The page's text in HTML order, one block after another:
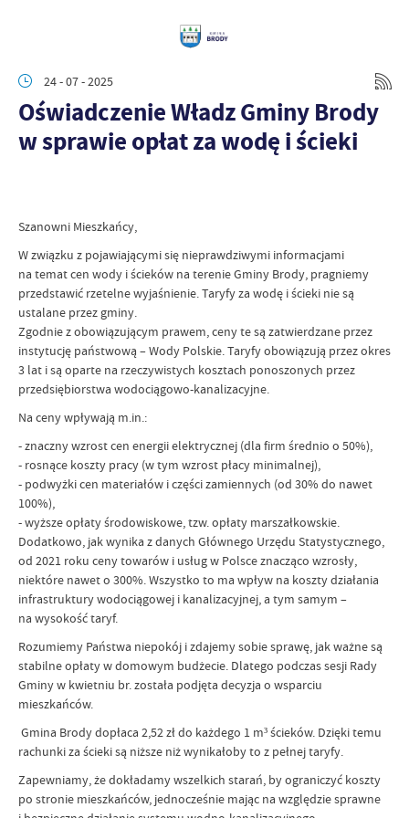
24 - 07 - 2025
Oświadczenie Władz Gminy Brody
w sprawie opłat za wodę i ścieki
Szanowni Mieszkańcy,
W związku z pojawiającymi się nieprawdziwymi informacjami
na temat cen wody i ścieków na terenie Gminy Brody, pragniemy
przedstawić rzetelne wyjaśnienie. Taryfy za wodę i ścieki nie są
ustalane przez gminy.
Zgodnie z obowiązującym prawem, ceny te są zatwierdzane przez
instytucję państwową – Wody Polskie. Taryfy obowiązują przez okres
3 lat i są oparte na rzeczywistych kosztach ponoszonych przez
przedsiębiorstwa wodociągowo-kanalizacyjne.
Na ceny wpływają m.in.:
- znaczny wzrost cen energii elektrycznej (dla firm średnio o 50%),
- rosnące koszty pracy (w tym wzrost płacy minimalnej),
- podwyżki cen materiałów i części zamiennych (od 30% do nawet
100%),
- wyższe opłaty środowiskowe, tzw. opłaty marszałkowskie.
Dodatkowo, jak wynika z danych Głównego Urzędu Statystycznego,
od 2021 roku ceny towarów i usług w Polsce znacząco wzrosły,
niektóre nawet o 300%. Wszystko to ma wpływ na koszty działania
infrastruktury wodociągowej i kanalizacyjnej, a tym samym –
na wysokość taryf.
Rozumiemy Państwa niepokój i zdajemy sobie sprawę, jak ważne są
stabilne opłaty w domowym budżecie. Dlatego podczas sesji Rady
Gminy w kwietniu br. została podjęta decyzja o wsparciu
mieszkańców.
Gmina Brody dopłaca 2,52 zł do każdego 1 m³ ścieków. Dzięki temu
rachunki za ścieki są niższe niż wynikałoby to z pełnej taryfy.
Zapewniamy, że dokładamy wszelkich starań, by ograniczyć koszty
po stronie mieszkańców, jednocześnie mając na względzie sprawne